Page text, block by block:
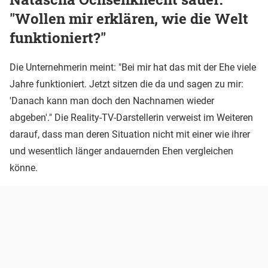
"Wollen mir erklären, wie die Welt
funktioniert?"
Die Unternehmerin meint: "Bei mir hat das mit der Ehe viele
Jahre funktioniert. Jetzt sitzen die da und sagen zu mir:
'Danach kann man doch den Nachnamen wieder
abgeben'." Die Reality-TV-Darstellerin verweist im Weiteren
darauf, dass man deren Situation nicht mit einer wie ihrer
und wesentlich länger andauernden Ehen vergleichen
könne.